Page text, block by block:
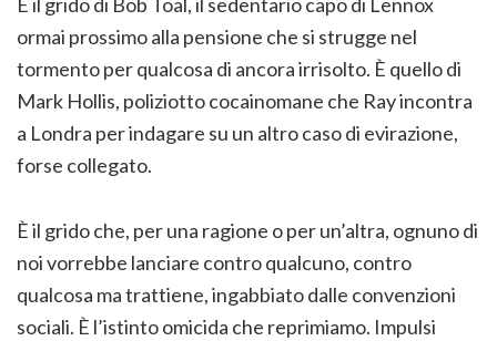
È il grido di Bob Toal, il sedentario capo di Lennox
ormai prossimo alla pensione che si strugge nel
tormento per qualcosa di ancora irrisolto. È quello di
Mark Hollis, poliziotto cocainomane che Ray incontra
a Londra per indagare su un altro caso di evirazione,
forse collegato.
È il grido che, per una ragione o per un’altra, ognuno di
noi vorrebbe lanciare contro qualcuno, contro
qualcosa ma trattiene, ingabbiato dalle convenzioni
sociali. È l’istinto omicida che reprimiamo. Impulsi